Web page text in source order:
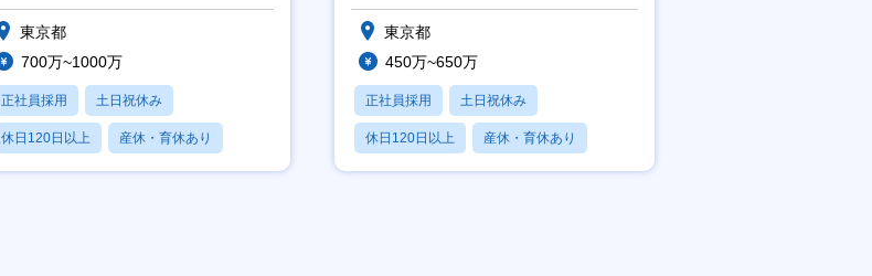
東京都
700万~1000万
正社員採用 土日祝休み
休日120日以上 産休・育休あり
転勤なし
東京都
450万~650万
正社員採用 土日祝休み
休日120日以上 産休・育休あり
転勤なし